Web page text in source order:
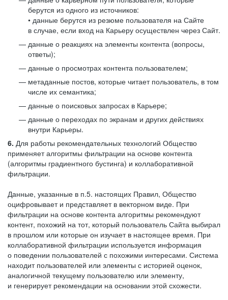
берутся из одного из источников:
• данные берутся из резюме пользователя на Сайте
в случае, если вход на Карьеру осуществлен через Сайт.
данные о реакциях на элементы контента (вопросы,
ответы);
данные о просмотрах контента пользователем;
метаданные постов, которые читает пользователь, в том
числе их семантика;
данные о поисковых запросах в Карьере;
данные о переходах по экранам и других действиях
внутри Карьеры.
6. Для работы рекомендательных технологий Общество
применяет алгоритмы фильтрации на основе контента
(алгоритмы градиентного бустинга) и коллаборативной
фильтрации.
Данные, указанные в п.5. настоящих Правил, Общество
оцифровывает и представляет в векторном виде. При
фильтрации на основе контента алгоритмы рекомендуют
контент, похожий на тот, который пользователь Сайта выбирал
в прошлом или которые он изучает в настоящее время. При
коллаборативной фильтрации используется информация
о поведении пользователей с похожими интересами. Система
находит пользователей или элементы с историей оценок,
аналогичной текущему пользователю или элементу,
и генерирует рекомендации на основании этой схожести.